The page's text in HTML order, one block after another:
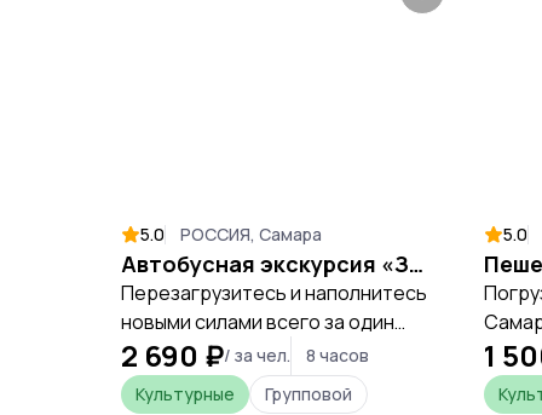
5.0 РОССИЯ, Самара
Автобусная экскурсия «Замок Гарибальди»
Перезагрузитесь и наполнитесь
новыми силами всего за один
день, открывая уникальные
места Самарской области.
2 690 ₽/ за чел.
8 часов
Культурные
Групповой
5.0
1